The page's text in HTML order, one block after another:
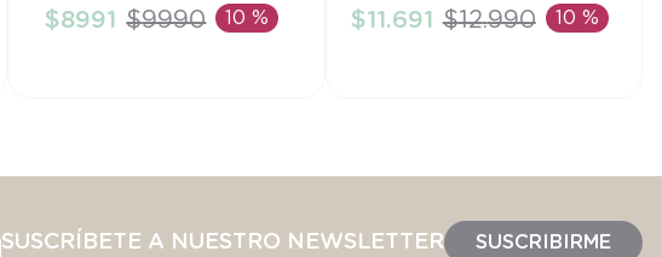
AÑADIR AL CARRITO
$8991 $9990 10 % AÑADIR AL CARRITO
$11 .691 $12.990 10 %
SUSCRÍBETE A NUESTRO NEWSLETTER SUSCRIBIRME